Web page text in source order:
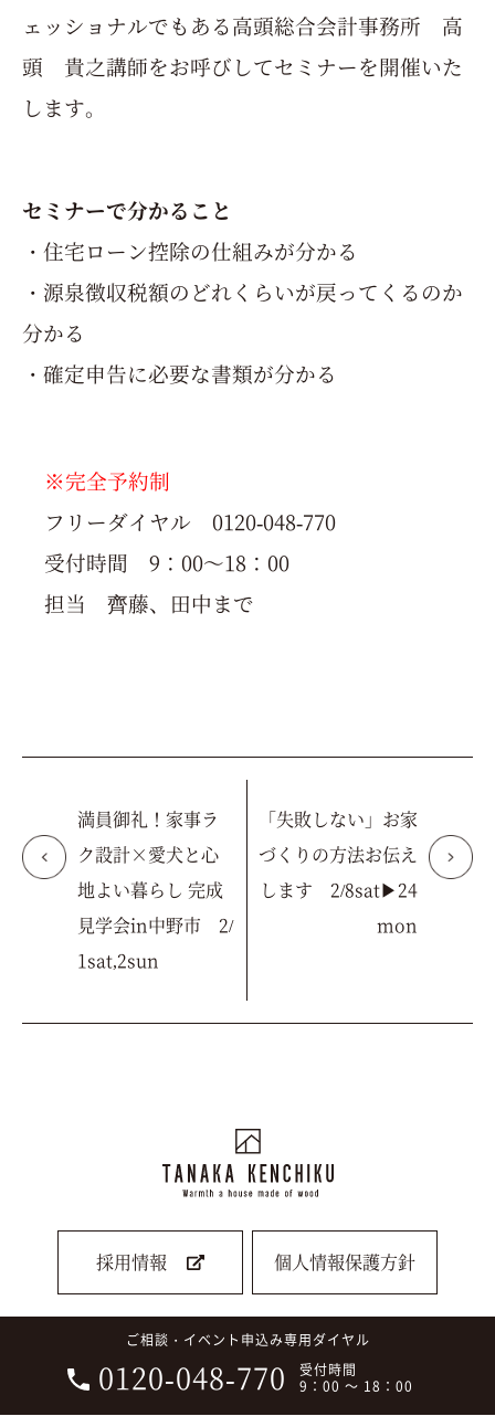
ェッショナルでもある高頭総合会計事務所 高
頭 貴之講師をお呼びしてセミナーを開催いた
します。
セミナーで分かること
・住宅ローン控除の仕組みが分かる
・源泉徴収税額のどれくらいが戻ってくるのか
分かる
・確定申告に必要な書類が分かる
※完全予約制
フリーダイヤル 0120-048-770
受付時間 9：00～18：00
担当 齊藤、田中まで
満員御礼！家事ラ
ク設計×愛犬と心
地よい暮らし 完成
見学会in中野市 2/
1sat,2sun
「失敗しない」お家
づくりの方法お伝え
します 2/8sat▶24
mon
採用情報 個人情報保護方針
ご相談・イベント申込み専用ダイヤル
0120-048-770
受付時間
9：00 ～ 18：00